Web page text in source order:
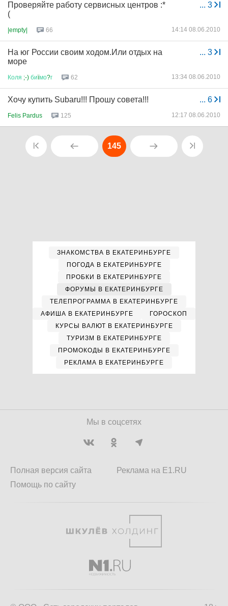
... 3
Проверяйте работу сервисных центров :*
(
|empty| 66 14:14 08.06.2010
... 3
На юг России своим ходом.Или отдых на
море
Коля ;-) биїмо?г 62 13:34 08.06.2010
... 6
Хочу купить Subaru!!! Прошу совета!!!
Felis Pardus 125 12:17 08.06.2010
145
ЗНАКОМСТВА В ЕКАТЕРИНБУРГЕ
ПОГОДА В ЕКАТЕРИНБУРГЕ
ПРОБКИ В ЕКАТЕРИНБУРГЕ
ФОРУМЫ В ЕКАТЕРИНБУРГЕ
ТЕЛЕПРОГРАММА В ЕКАТЕРИНБУРГЕ
АФИША В ЕКАТЕРИНБУРГЕ
ГОРОСКОП
КУРСЫ ВАЛЮТ В ЕКАТЕРИНБУРГЕ
ТУРИЗМ В ЕКАТЕРИНБУРГЕ
ПРОМОКОДЫ В ЕКАТЕРИНБУРГЕ
РЕКЛАМА В ЕКАТЕРИНБУРГЕ
Мы в соцсетях
Полная версия сайта
Помощь по сайту
Реклама на E1.RU